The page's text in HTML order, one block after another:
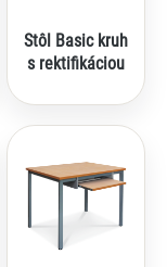
Stôl Basic kruh
s rektifikáciou